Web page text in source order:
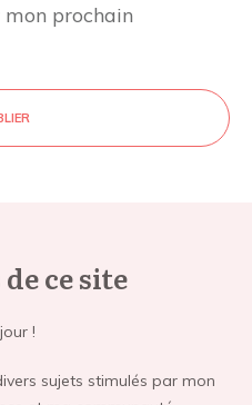
prochain
ce site
!
sujets stimulés par mon